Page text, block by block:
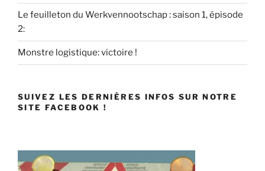
Le feuilleton du Werkvennootschap : saison 1, épisode
2:
Monstre logistique: victoire !
SUIVEZ LES DERNIÈRES INFOS SUR NOTRE
SITE FACEBOOK !